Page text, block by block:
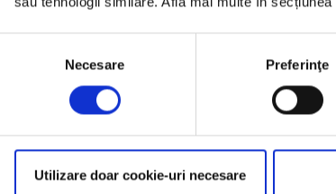
consimțământului
Necesare Preferinţe
Utilizare doar cookie-uri necesare